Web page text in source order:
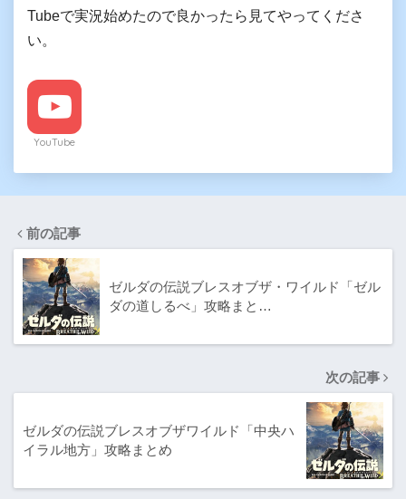
Tubeで実況始めたので良かったら見てやってくださ
い。
YouTube
前の記事
ゼルダの伝説ブレスオブザ・ワイルド「ゼル
ダの道しるべ」攻略まと…
次の記事
ゼルダの伝説ブレスオブザワイルド「中央ハ
イラル地方」攻略まとめ